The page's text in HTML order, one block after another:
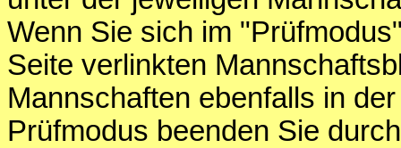
Wenn Sie sich im
Seite verlinkten
Mannschaften ebenfalls in
Prüfmodus beenden Sie